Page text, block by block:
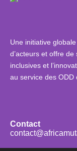
Une initiative
d’acteurs et offre
inclusives et
au service des ODD
Contact